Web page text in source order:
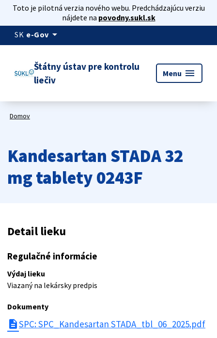
Toto je pilotná verzia nového webu. Predchádzajúcu verziu
nájdete na povodny.sukl.sk
SK e-Gov arrow_drop_down
Štátny ústav pre kontrolu
liečiv
Menu menu
Domov
Kandesartan STADA 32
mg tablety 0243F
Detail lieku
Regulačné informácie
Výdaj lieku
Viazaný na lekársky predpis
Dokumenty
descriptionSPC: SPC_Kandesartan STADA_tbl_06_2025.pdf